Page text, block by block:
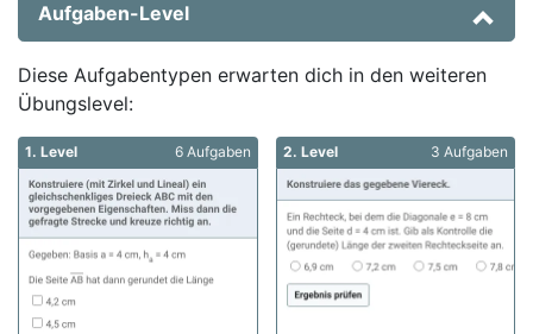
Aufgaben-Level
Diese Aufgabentypen erwarten dich in den weiteren
Übungslevel:
1. Level 6 Aufgaben 2. Level 3 Aufgaben